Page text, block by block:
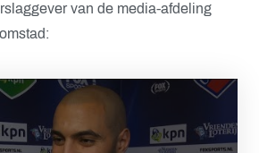
van de media-afdeling